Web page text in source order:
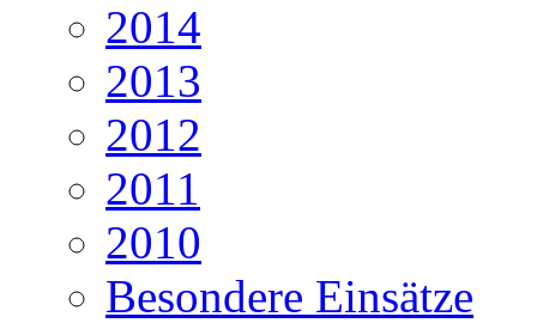
2014
2013
2012
2011
2010
Besondere Einsätze